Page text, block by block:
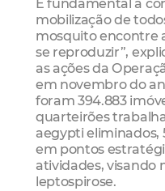
É fundamental a
mobilização de
mosquito encontre
se reproduzir”,
as ações da
em novembro do
foram 394.883
quarteirões
aegypti eliminados,
em pontos
atividades, visando
leptospirose.